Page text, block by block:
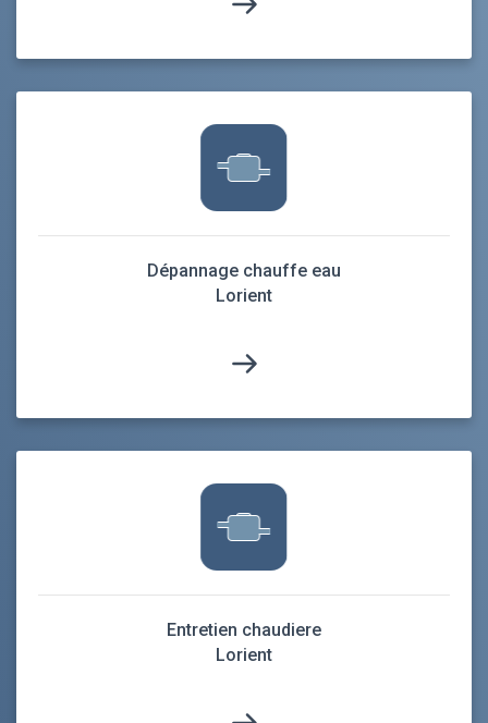
Dépannage chauffe eau
Lorient
Entretien chaudiere
Lorient